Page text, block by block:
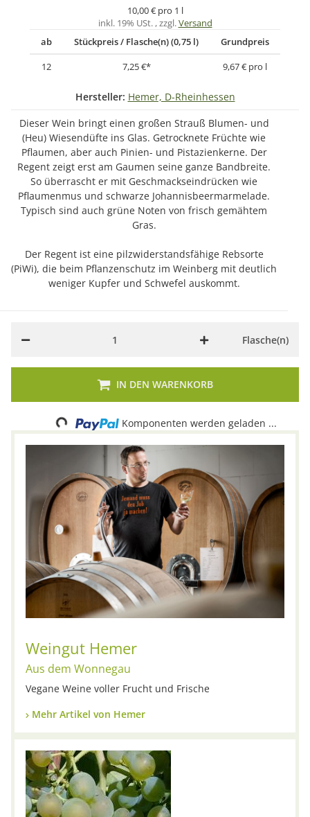
10,00 € pro 1 l
inkl. 19% USt. , zzgl.Versand
ab
Stückpreis / Flasche(n) (0,75 l)
Grundpreis
12
7,25 €* 9,67 € pro l
Hersteller: Hemer, D-Rheinhessen
Dieser Wein bringt einen großen Strauß Blumen- und
(Heu) Wiesendüfte ins Glas. Getrocknete Früchte wie
Pflaumen, aber auch Pinien- und Pistazienkerne. Der
Regent zeigt erst am Gaumen seine ganze Bandbreite.
So überrascht er mit Geschmackseindrücken wie
Pflaumenmus und schwarze Johannisbeermarmelade.
Typisch sind auch grüne Noten von frisch gemähtem
Gras.
Der Regent ist eine pilzwiderstandsfähige Rebsorte
(PiWi), die beim Pflanzenschutz im Weinberg mit deutlich
weniger Kupfer und Schwefel auskommt.
Flasche(n)
IN DEN WARENKORB
Loading... Komponenten werden geladen ...
Weingut Hemer
Aus dem Wonnegau
Vegane Weine voller Frucht und Frische
Mehr Artikel von Hemer